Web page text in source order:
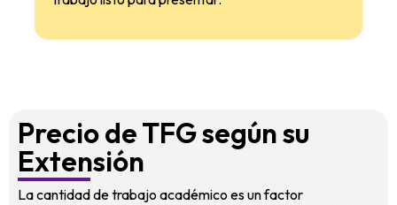
Precio de TFG según su
Extensión
La cantidad de trabajo académico es un factor